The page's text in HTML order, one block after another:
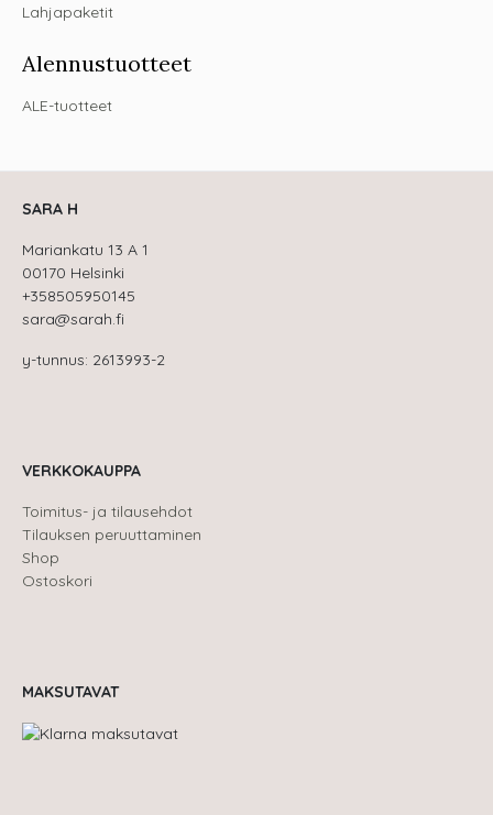
Lahjapaketit
Alennustuotteet
ALE-tuotteet
SARA H
Mariankatu 13 A 1
00170 Helsinki
+358505950145
sara@sarah.fi
y-tunnus: 2613993-2
VERKKOKAUPPA
Toimitus- ja tilausehdot
Tilauksen peruuttaminen
Shop
Ostoskori
MAKSUTAVAT